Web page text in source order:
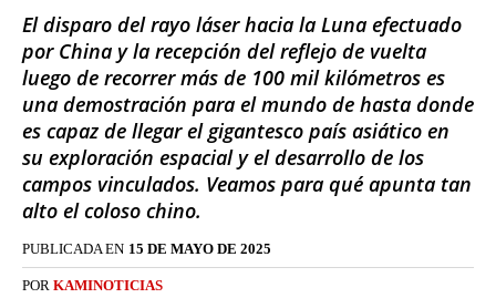
El disparo del rayo láser hacia la Luna efectuado
por China y la recepción del reflejo de vuelta
luego de recorrer más de 100 mil kilómetros es
una demostración para el mundo de hasta donde
es capaz de llegar el gigantesco país asiático en
su exploración espacial y el desarrollo de los
campos vinculados. Veamos para qué apunta tan
alto el coloso chino.
PUBLICADA EN 15 DE MAYO DE 2025
POR KAMINOTICIAS